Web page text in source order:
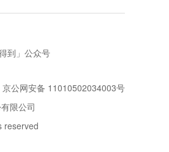
到」公众号
京公网安备 11010502034003号
限公司
reserved